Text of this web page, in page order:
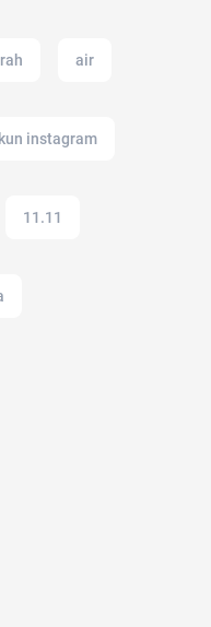
air
instagram
11.11